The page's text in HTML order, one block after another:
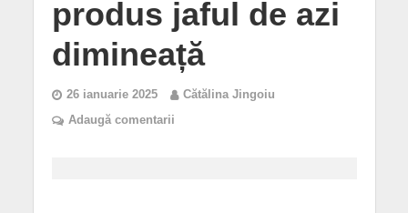
produs jaful de azi
dimineață
26 ianuarie 2025
Cătălina Jingoiu
Adaugă comentarii